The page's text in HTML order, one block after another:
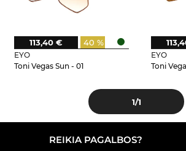
EYO
Toni Vegas Sun - 01
40 %
113,40 €
EYO
Toni
1/1
REIKIA PAGALBOS?